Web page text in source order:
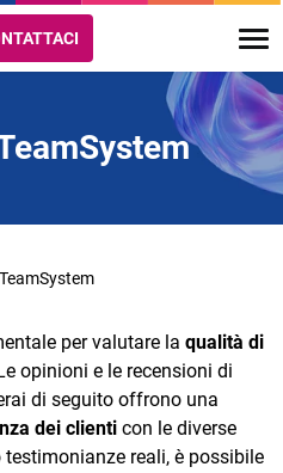
per valutare la qualità di
opinioni e le recensioni di
di seguito offrono una
dei clienti con le diverse
reali, è possibile